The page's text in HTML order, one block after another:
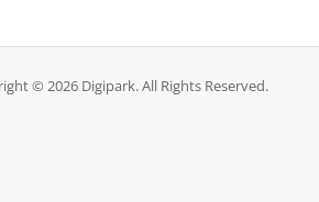
© 2026 Digipark. All Rights Reserved.